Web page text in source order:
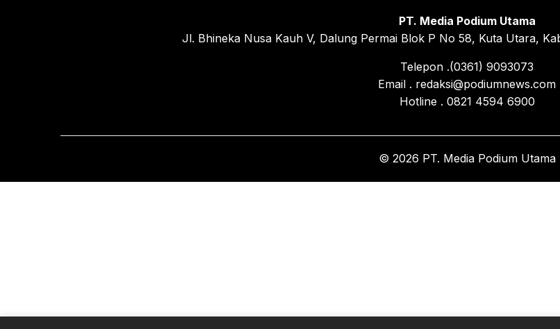
PT. Media Podium Utama
Jl. Bhineka Nusa Kauh V, Dalung Permai Blok P No 58, Kuta Utara,
Telepon .(0361) 9093073
Email . redaksi@podiumnews.com
Hotline . 0821 4594 6900
© 2026 PT. Media Podium Utama